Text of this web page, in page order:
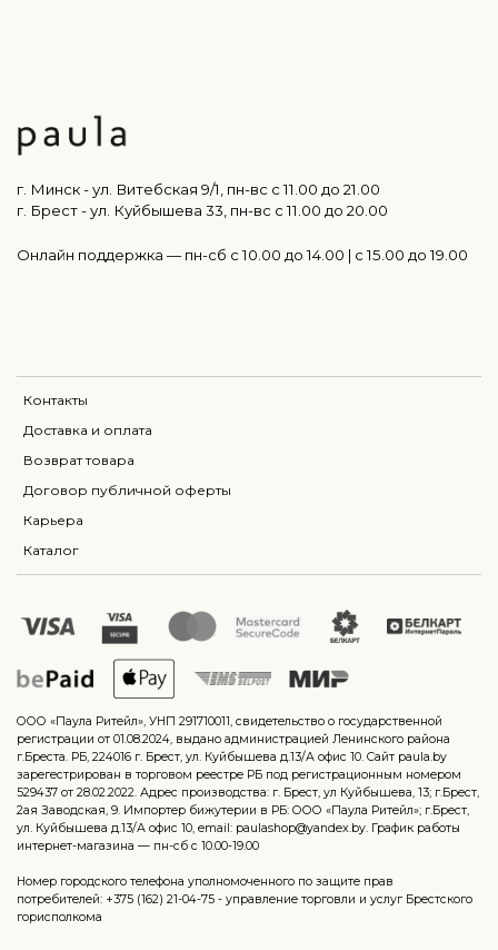
Контакты
Доставка и оплата
Возврат товара
Договор публичной оферты
Карьера
Каталог
г. Минск - ул. Витебская 9/1, пн-вс с 11.00 до 21.00
г. Брест - ул. Куйбышева 33, пн-вс c 11.00 до 20.00
Онлайн поддержка — пн-сб с 10.00 до 14.00 | c 15.00 до 19.00
ООО «Паула Ритейл», УНП 291710011, свидетельство о государственной
регистрации от 01.08.2024, выдано администрацией Ленинского района
г.Бреста. РБ, 224016 г. Брест, ул. Куйбышева д.13/А офис 10. Сайт paula.by
зарегестрирован в торговом реестре РБ под регистрационным номером
529437 от 28.02.2022. Адрес производства: г. Брест, ул Куйбышева, 13; г.Брест,
2ая Заводская, 9. Импортер бижутерии в РБ: ООО «Паула Ритейл»; г.Брест,
ул. Куйбышева д.13/А офис 10, email: paulashop@yandex.by. График работы
интернет-магазина — пн-сб с 10.00-19.00
Номер городского телефона уполномоченного по защите прав
потребителей: +375 (162) 21-04-75 - управление торговли и услуг Брестского
горисполкома